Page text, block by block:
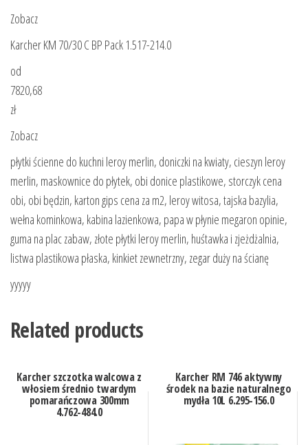
Zobacz
Karcher KM 70/30 C BP Pack 1.517-214.0
od
7820,68
zł
Zobacz
płytki ścienne do kuchni leroy merlin, doniczki na kwiaty, cieszyn leroy
merlin, maskownice do płytek, obi donice plastikowe, storczyk cena
obi, obi będzin, karton gips cena za m2, leroy witosa, tajska bazylia,
wełna kominkowa, kabina lazienkowa, papa w płynie megaron opinie,
guma na plac zabaw, złote płytki leroy merlin, huśtawka i zjeżdżalnia,
listwa plastikowa płaska, kinkiet zewnetrzny, zegar duży na ścianę
yyyyy
Related products
Karcher szczotka walcowa z
włosiem średnio twardym
pomarańczowa 300mm
4.762-484.0
Karcher RM 746 aktywny
środek na bazie naturalnego
mydła 10L 6.295-156.0